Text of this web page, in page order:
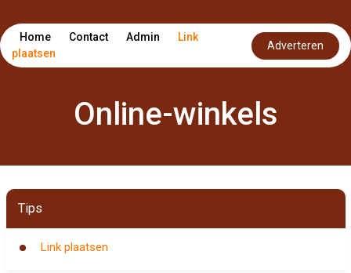
Home Contact Admin
Link
plaatsen
Adverteren
Online-winkels
Tips
Link plaatsen